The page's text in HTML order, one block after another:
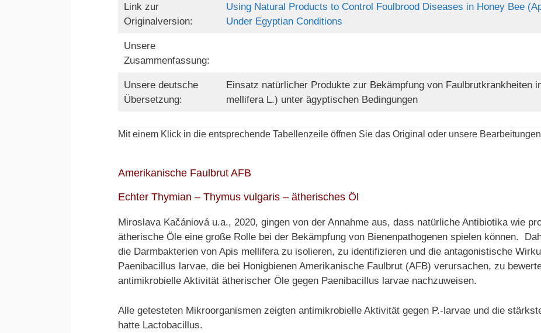
Link zur
Originalversion:
Using Natural Products to Control Foulbrood Diseases in Honey Bee
Under Egyptian Conditions
Unsere
Zusammenfassung:
Unsere deutsche
Übersetzung:
Einsatz natürlicher Produkte zur Bekämpfung von Faulbrutkrankheiten
mellifera L.) unter ägyptischen Bedingungen
Mit einem Klick in die entsprechende Tabellenzeile öffnen Sie das Original oder unsere
Amerikanische Faulbrut AFB
Echter Thymian – Thymus vulgaris – ätherisches Öl
Miroslava Kačániová u.a., 2020, gingen von der Annahme aus, dass natürliche Antibiotika wie
ätherische Öle eine große Rolle bei der Bekämpfung von Bienenpathogenen spielen können.
die Darmbakterien von Apis mellifera zu isolieren, zu identifizieren und die antagonistische
Paenibacillus larvae, die bei Honigbienen Amerikanische Faulbrut (AFB) verursachen, zu
antimikrobielle Aktivität ätherischer Öle gegen Paenibacillus larvae nachzuweisen.
Alle getesteten Mikroorganismen zeigten antimikrobielle Aktivität gegen P.-larvae und die
hatte Lactobacillus.